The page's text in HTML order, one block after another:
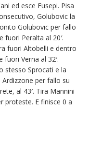
ed esce Eusepi. Pisa
Golubovic la
Golubovic per fallo
fuori Peralta al 20′.
fuori Altobelli e dentro
Verna al 32′.
stesso Sprocati e la
per fallo su
al 43′. Tira Mannini
proteste. E finisce 0 a